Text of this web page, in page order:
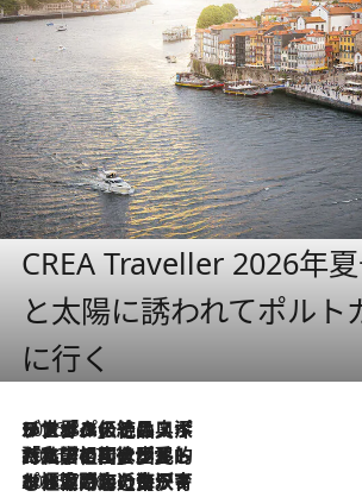
CREA Traveller 2026年
と太陽に誘われてポルト
に行く
2026.8.8
リスボンの絶品スイーツ「パステル・デ・ナタ」とは？ポルトガル伝統の奥深い世界へ
2026.7.27
「私の祖国はポルトガル語です」国民的詩人フェルナンド・ペソアと、彼が愛した文学の街を歩く
2026.7.26
ポルトガル近海が育む極上の海の幸。キリリと冷えた白ワインと愉しむ、シーフード専門店の贅沢